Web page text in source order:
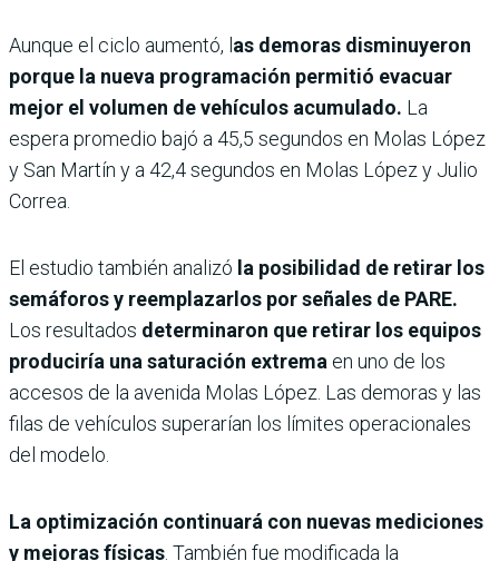
Aunque el ciclo aumentó, las demoras disminuyeron
porque la nueva programación permitió evacuar
mejor el volumen de vehículos acumulado. La
espera promedio bajó a 45,5 segundos en Molas López
y San Martín y a 42,4 segundos en Molas López y Julio
Correa.
El estudio también analizó la posibilidad de retirar los
semáforos y reemplazarlos por señales de PARE.
Los resultados determinaron que retirar los equipos
produciría una saturación extrema en uno de los
accesos de la avenida Molas López. Las demoras y las
filas de vehículos superarían los límites operacionales
del modelo.
La optimización continuará con nuevas mediciones
y mejoras físicas . También fue modificada la